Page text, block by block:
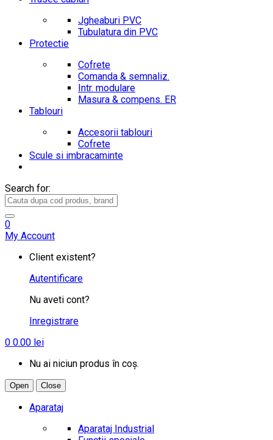
Jgheaburi PVC
Tubulatura din PVC
Protectie
Cofrete
Comanda & semnaliz.
Intr. modulare
Masura & compens. ER
Tablouri
Accesorii tablouri
Cofrete
Scule si imbracaminte
Search for:
0
My Account
Client existent?
Autentificare
Nu aveti cont?
Inregistrare
0 0.00 lei
Nu ai niciun produs în coș.
Open Close
Aparataj
Aparataj Industrial